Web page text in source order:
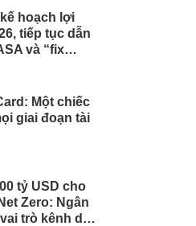
hoạch lợi
tiếp tục dẫn
và “fix
Một chiếc
giai đoạn tài
tỷ USD cho
Zero: Ngân
trò kênh dẫn